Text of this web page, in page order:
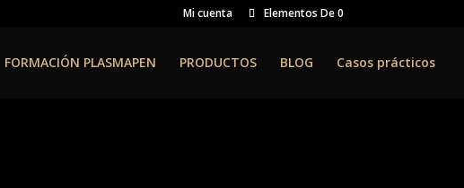
Mi cuenta Elementos De 0
FORMACIÓN PLASMAPEN PRODUCTOS BLOG Casos prácticos